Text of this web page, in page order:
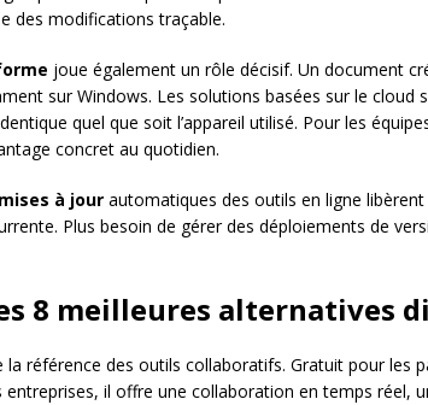
des modifications traçable.
joue également un rôle décisif. Un document
sur Windows. Les solutions basées sur le cloud
quel que soit l’appareil utilisé. Pour les
concret au quotidien.
à jour automatiques des outils en ligne libèrent
Plus besoin de gérer des déploiements de
8 meilleures alternatives
la référence des outils collaboratifs. Gratuit pour les
entreprises, il offre une collaboration en temps réel,